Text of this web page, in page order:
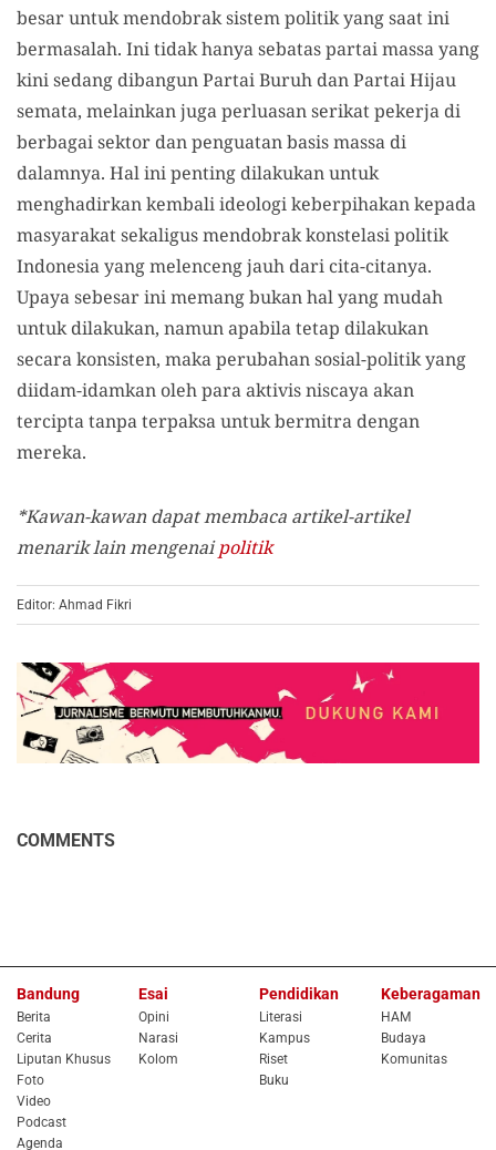
besar untuk mendobrak sistem politik yang saat ini
bermasalah. Ini tidak hanya sebatas partai massa yang
kini sedang dibangun Partai Buruh dan Partai Hijau
semata, melainkan juga perluasan serikat pekerja di
berbagai sektor dan penguatan basis massa di
dalamnya. Hal ini penting dilakukan untuk
menghadirkan kembali ideologi keberpihakan kepada
masyarakat sekaligus mendobrak konstelasi politik
Indonesia yang melenceng jauh dari cita-citanya.
Upaya sebesar ini memang bukan hal yang mudah
untuk dilakukan, namun apabila tetap dilakukan
secara konsisten, maka perubahan sosial-politik yang
diidam-idamkan oleh para aktivis niscaya akan
tercipta tanpa terpaksa untuk bermitra dengan
mereka.
*Kawan-kawan dapat membaca artikel-artikel
menarik lain mengenaipolitik
Editor: Ahmad Fikri
COMMENTS
Bandung
Berita
Cerita
Liputan Khusus
Foto
Video
Podcast
Agenda
Esai
Opini
Narasi
Kolom
Pendidikan
Literasi
Kampus
Riset
Buku
Keberagaman
HAM
Budaya
Komunitas